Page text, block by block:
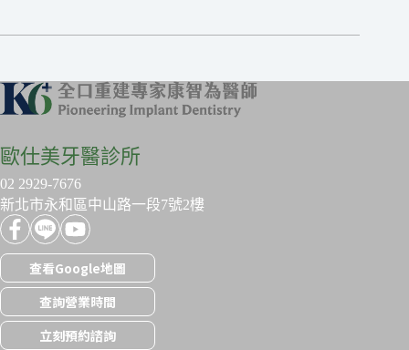
歐仕美牙醫診所
02 2929-7676
新北市永和區中山路一段7號2樓
查看Google地圖
查詢營業時間
立刻預約諮詢